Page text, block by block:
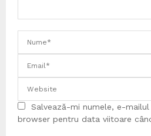
Salvează-mi numele, e-
browser pentru data viitoare